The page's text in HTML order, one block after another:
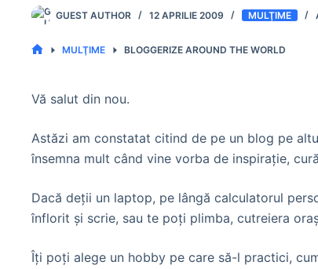
GUEST AUTHOR 12 APRILIE 2009 MULŢIME
MULŢIME BLOGGERIZE AROUND THE WORLD
Vă salut din nou.
Astăzi am constatat citind de pe un blog pe
însemna mult când vine vorba de inspiraţie,
Dacă deţii un laptop, pe lângă calculatorul
înflorit şi scrie, sau te poţi plimba, cutreiera
Îţi poţi alege un hobby pe care să-l practici,